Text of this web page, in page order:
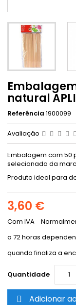
natural APLI
Referência 1900099
Avaliação
Embalagem com 50
selecionada da
Produto ideal para
3,60 €
Com IVA
a 72 horas
quando finaliza a
Quantidade
 Adicionar